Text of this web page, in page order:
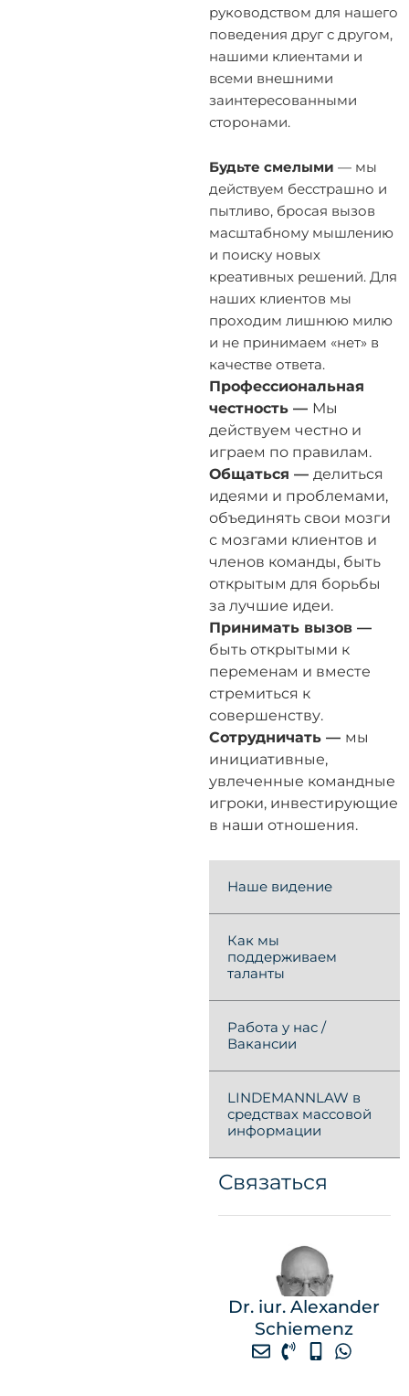
руководством для нашего
поведения друг с другом,
нашими клиентами и
всеми внешними
заинтересованными
сторонами.
Будьте смелыми — мы
действуем бесстрашно и
пытливо, бросая вызов
масштабному мышлению
и поиску новых
креативных решений. Для
наших клиентов мы
проходим лишнюю милю
и не принимаем «нет» в
качестве ответа.
Профессиональная
честность — Мы
действуем честно и
играем по правилам.
Общаться — делиться
идеями и проблемами,
объединять свои мозги
с мозгами клиентов и
членов команды, быть
открытым для борьбы
за лучшие идеи.
Принимать вызов —
быть открытыми к
переменам и вместе
стремиться к
совершенству.
Сотрудничать — мы
инициативные,
увлеченные командные
игроки, инвестирующие
в наши отношения.
Наше видение
Как мы
поддерживаем
таланты
Работа у нас /
Вакансии
LINDEMANNLAW в
средствах массовой
информации
Связаться
Dr. iur. Alexander
Schiemenz